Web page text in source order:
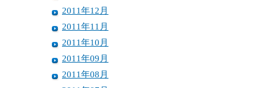
2011年12月
2011年11月
2011年10月
2011年09月
2011年08月